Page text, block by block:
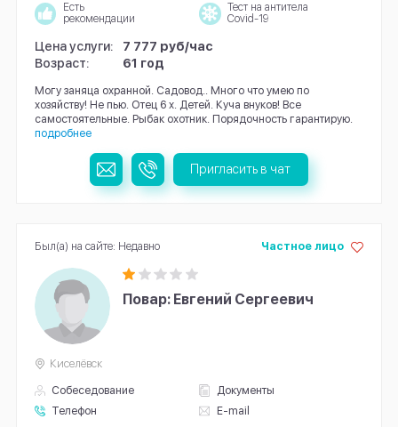
Есть
рекомендации
Тест на антитела
Covid-19
Цена услуги:
7 777 руб/час
Возраст:
61 год
Могу заняца охранной. Садовод.. Много что умею по
хозяйству! Не пью. Отец 6 х. Детей. Куча внуков! Все
самостоятельные. Рыбак охотник. Порядочность гарантирую.
подробнее
Пригласить в чат
Повар: Евгений Сергеевич
Собеседование
Документы
Телефон
E-mail
Частное лицо
Киселёвск
Был(а) на сайте: Недавно